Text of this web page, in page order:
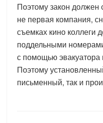
Поэтому закон должен
не первая компания,
съемках кино коллеги
поддельными
с помощью эвакуатора
Поэтому
письменный, так и